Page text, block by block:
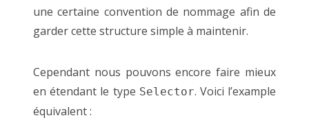
une certaine convention de nommage afin de
garder cette structure simple à maintenir.
Cependant nous pouvons encore faire mieux
en étendant le type Selector. Voici l’example
équivalent :